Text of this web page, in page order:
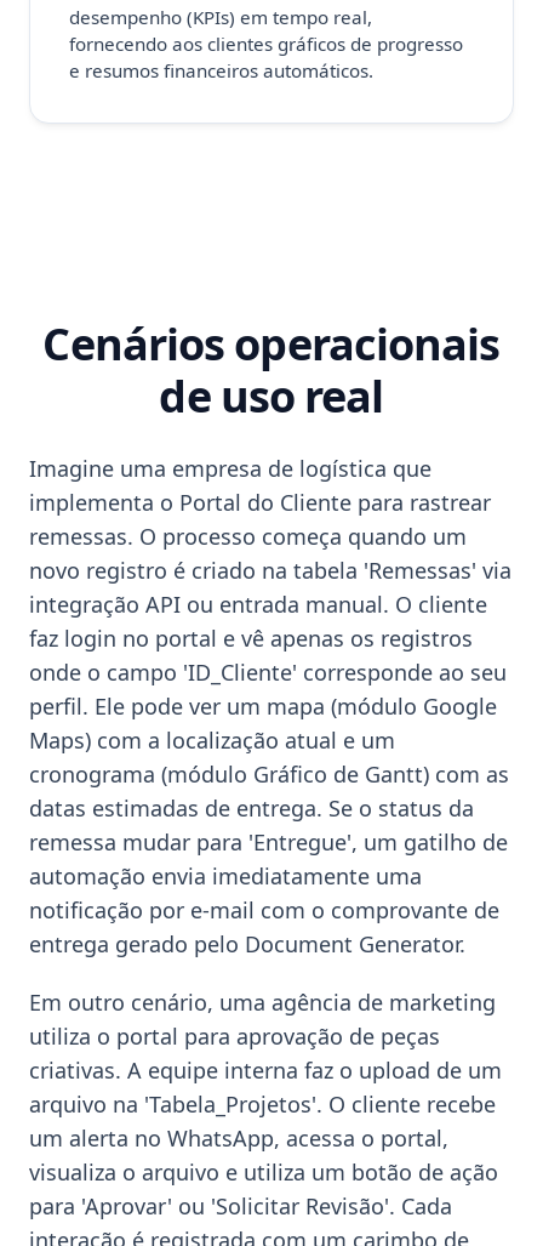
desempenho (KPIs) em tempo real,
fornecendo aos clientes gráficos de progresso
e resumos financeiros automáticos.
Cenários operacionais
de uso real
Imagine uma empresa de logística que
implementa o Portal do Cliente para rastrear
remessas. O processo começa quando um
novo registro é criado na tabela 'Remessas' via
integração API ou entrada manual. O cliente
faz login no portal e vê apenas os registros
onde o campo 'ID_Cliente' corresponde ao seu
perfil. Ele pode ver um mapa (módulo Google
Maps) com a localização atual e um
cronograma (módulo Gráfico de Gantt) com as
datas estimadas de entrega. Se o status da
remessa mudar para 'Entregue', um gatilho de
automação envia imediatamente uma
notificação por e-mail com o comprovante de
entrega gerado pelo Document Generator.
Em outro cenário, uma agência de marketing
utiliza o portal para aprovação de peças
criativas. A equipe interna faz o upload de um
arquivo na 'Tabela_Projetos'. O cliente recebe
um alerta no WhatsApp, acessa o portal,
visualiza o arquivo e utiliza um botão de ação
para 'Aprovar' ou 'Solicitar Revisão'. Cada
interação é registrada com um carimbo de